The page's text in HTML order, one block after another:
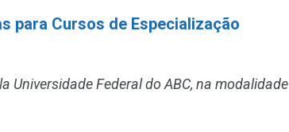
para Cursos de Especialização
Universidade Federal do ABC, na modalidade